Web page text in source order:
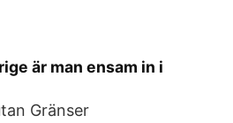
är man ensam in i
Gränser